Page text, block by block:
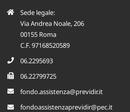
Sede legale:
Via Andrea Noale, 206
00155 Roma
C.F. 97168520589
06.2295693
06.22799725
fondo.assistenza@previdir.it
fondoassistenzaprevidir@pec.it